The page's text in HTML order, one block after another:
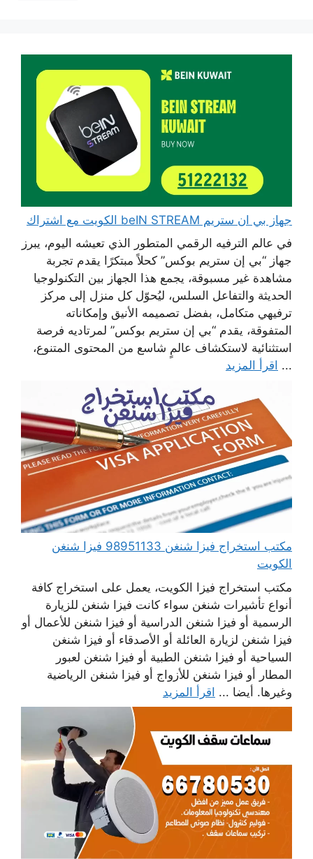
جهاز بي ان ستريم beIN STREAM الكويت مع اشتراك
في عالم الترفيه الرقمي المتطور الذي تعيشه اليوم، يبرز
جهاز “بي إن ستريم بوكس” كحلاً مبتكرًا يقدم تجربة
مشاهدة غير مسبوقة، يجمع هذا الجهاز بين التكنولوجيا
الحديثة والتفاعل السلس، ليُحوّل كل منزل إلى مركز
ترفيهي متكامل، بفضل تصميمه الأنيق وإمكاناته
المتفوقة، يقدم “بي إن ستريم بوكس” لمرتاديه فرصة
استثنائية لاستكشاف عالمٍ شاسع من المحتوى المتنوع،
... اقرأ المزيد
مكتب استخراج فيزا شنغن 98951133 فيزا شنغن
الكويت
مكتب استخراج فيزا الكويت، يعمل على استخراج كافة
أنواع تأشيرات شنغن سواء كانت فيزا شنغن للزيارة
الرسمية أو فيزا شنغن الدراسية أو فيزا شنغن للأعمال أو
فيزا شنغن لزيارة العائلة أو الأصدقاء أو فيزا شنغن
السياحية أو فيزا شنغن الطبية أو فيزا شنغن لعبور
المطار أو فيزا شنغن للأزواج أو فيزا شنغن الرياضية
وغيرها. أيضا ... اقرأ المزيد